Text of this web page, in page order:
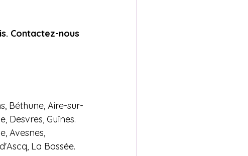
Contactez-nous
Béthune, Aire-sur-
Desvres, Guînes.
Avesnes,
La Bassée.